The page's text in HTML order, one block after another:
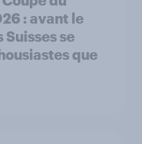
: avant le
se
que